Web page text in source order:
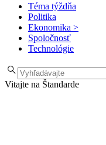
Téma týždňa
Politika
Ekonomika >
Spoločnosť
Technológie
Vitajte na Štandarde